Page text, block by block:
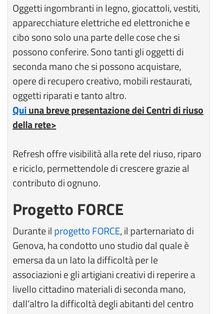
Oggetti ingombranti in legno, giocattoli, vestiti,
apparecchiature elettriche ed elettroniche e
cibo sono solo una parte delle cose che si
possono conferire. Sono tanti gli oggetti di
seconda mano che si possono acquistare,
opere di recupero creativo, mobili restaurati,
oggetti riparati e tanto altro.
Quiuna breve presentazione dei Centri di riuso
della rete>
Refresh offre visibilità alla rete del riuso, riparo
e riciclo, permettendole di crescere grazie al
contributo di ognuno.
Progetto FORCE
Durante il progetto FORCE, il parternariato di
Genova, ha condotto uno studio dal quale è
emersa da un lato la difficoltà per le
associazioni e gli artigiani creativi di reperire a
livello cittadino materiali di seconda mano,
dall’altro la difficoltà degli abitanti del centro